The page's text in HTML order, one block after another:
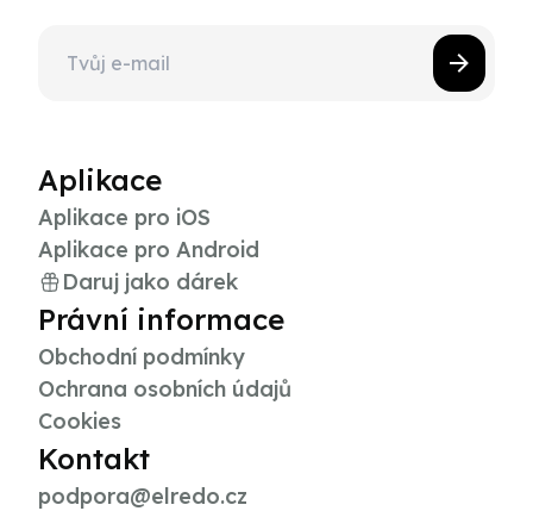
Aplikace
Aplikace pro iOS
Aplikace pro Android
Daruj jako dárek
Právní informace
Obchodní podmínky
Ochrana osobních údajů
Cookies
Kontakt
podpora@elredo.cz